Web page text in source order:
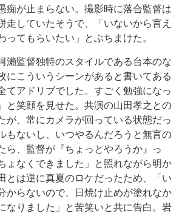
痴が止まらない。撮影時に落合監督は
走していたそうで、「いないから言え
ってもらいたい」とぶちまけた。
監督独特のスタイルである台本のな
にこういうシーンがあると書いてある
てアドリブでした。すごく勉強になっ
と笑顔を見せた。共演の山田孝之との
が、常にカメラが回っている状態だっ
もないし、いつやるんだろうと無言の
ら、監督が『ちょっとやろうか』っ
ょなくできました」と照れながら明か
とは逆に真夏のロケだったため、「い
からないので、日焼け止めが塗れなか
なりました」と苦笑いと共に告白。岩